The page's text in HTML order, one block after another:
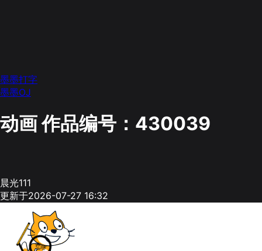
墨墨打字
墨墨OJ
动画作品编号：430039
晨光111
更新于2026-07-27 16:32